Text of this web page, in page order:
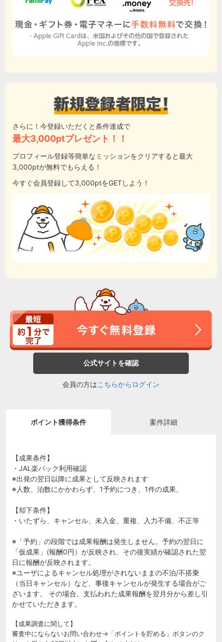
さらに！今登録いただくと条件達成で
最大3,000ptプレゼント！！
プロフィール登録等簡単なミッションをクリアすると最大
3,000ptが無料でもらえる！
今すぐ会員登録して3,000ptをGETしよう！
公式サイトを確認
会員の方はこちらからログイン
ポイント獲得条件 案件詳細
【成果条件】
・JAL楽パック利用確認
※出発の翌日以降に成果として反映されます
※人数、泊数にかかわらず、1予約につき、1件の成果。
【却下条件】
・いたずら、キャンセル、未入金、重複、入力不備、不正等
※「予約」の段階では成果報酬は発生しません。予約の翌日に
「仮成果」(報酬0円）が反映され、その後実績が確認された翌
日に報酬が反映されます。
※ユーザによるキャンセル処理がされないままの不泊/不搭乗
（当日キャンセル）など、事後キャンセルが発生する場合がご
ざいます。 その場合、支払われた成果報酬を翌月分から差し引
かせていただきます。
【成果調査に関して】
審査中にならないお問い合わせ→「ポイントを貯める」ボタンのク